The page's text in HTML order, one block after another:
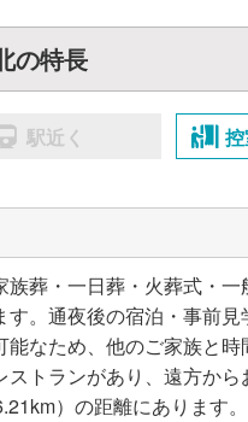
の特長
駅近く 控
葬・一日葬・火葬式・
。通夜後の宿泊・事前
なため、他のご家族と
ストランがあり、遠方か
）の距離にあります